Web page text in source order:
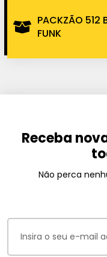
PACKZÃO 512
FUNK
Receba
Não perca